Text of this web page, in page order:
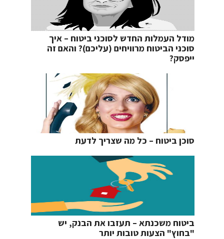
מודל העמלות החדש לסוכני ביטוח – איך
סוכני הביטוח מרוויחים (עליכם)? והאם זה
ייפסק?
סוכן ביטוח – כל מה שצריך לדעת
ביטוח משכנתא – תעזבו את הבנק, יש
"בחוץ" הצעות טובות יותר